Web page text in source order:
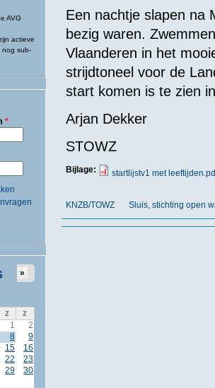
AVG
actieve
nog sub-
*
»
z
z
1
2
8
9
15
16
22
23
29
30
Een nachtje slapen na
bezig waren.
Vlaanderen in het
strijdtoneel voor de
start komen is te zien
Arjan Dekker
STOWZ
Bijlage: startlijstv1 met
KNZB/TOWZ Sluis, stichting open